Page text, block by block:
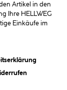
Artikel in den
Ihre HELLWEG
Einkäufe im
(öffnet